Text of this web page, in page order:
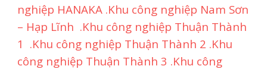
nghiệp HANAKA .Khu công nghiệp Nam Sơn
– Hạp Lĩnh .Khu công nghiệp Thuận Thành
1 .Khu công nghiệp Thuận Thành 2 .Khu
công nghiệp Thuận Thành 3 .Khu công